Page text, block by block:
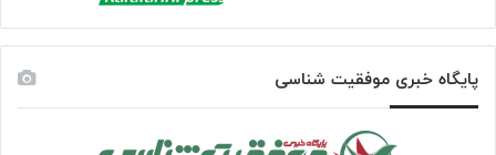
پایگاه خبری موفقیت شناسی